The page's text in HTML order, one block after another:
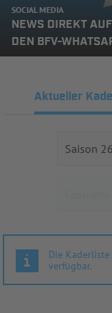
SOCIAL MEDIA
NEWS DIREKT
DEN BFV-
Aktueller
Die
verfügbar.